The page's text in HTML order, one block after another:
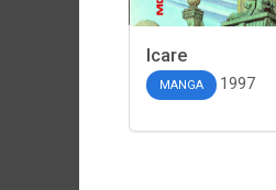
Icare
MANGA 1997